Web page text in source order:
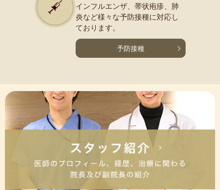
インフルエンザ、帯状疱疹、 肺
炎など様々な予防接種に対応し
ております。
予防接種